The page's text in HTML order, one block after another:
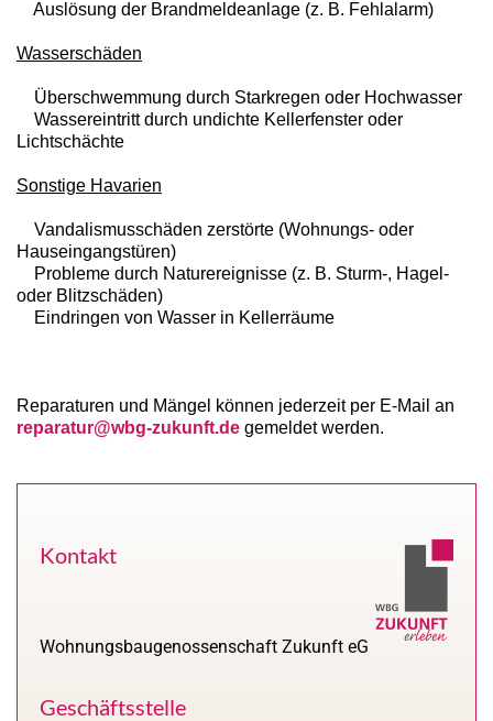
Auslösung der Brandmeldeanlage (z. B. Fehlalarm)
Wasserschäden
Überschwemmung durch Starkregen oder Hochwasser
Wassereintritt durch undichte Kellerfenster oder
Lichtschächte
Sonstige Havarien
Vandalismusschäden zerstörte (Wohnungs- oder
Hauseingangstüren)
Probleme durch Naturereignisse (z. B. Sturm-, Hagel-
oder Blitzschäden)
Eindringen von Wasser in Kellerräume
Reparaturen und Mängel können jederzeit per E-Mail an
reparatur@wbg-zukunft.de gemeldet werden.
Kontakt
Wohnungsbaugenossenschaft Zukunft eG
Geschäftsstelle